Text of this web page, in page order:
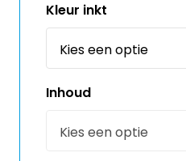
Kleur inkt
Inhoud